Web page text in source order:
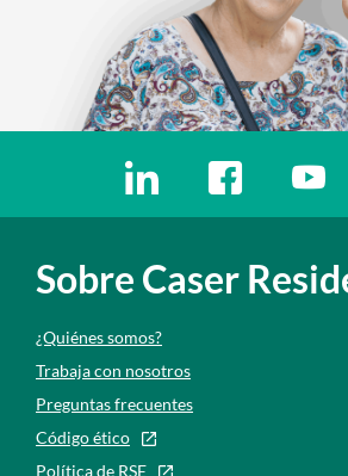
Ir a a la red social.
Ir a a la redIr
Sobre Caser
¿Quiénes somos?
Trabaja con nosotros
Preguntas frecuentes
Código ético
Política de RSE